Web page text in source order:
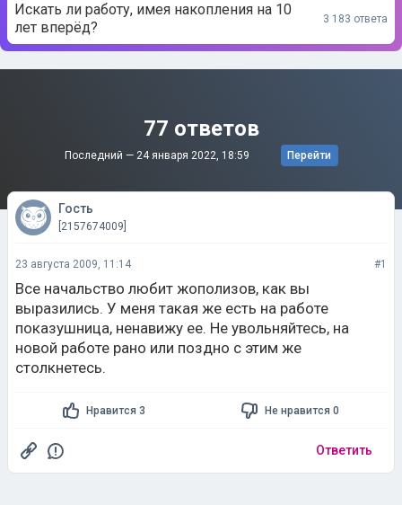
Искать ли работу, имея накопления на 10
лет вперёд?
3 183 ответа
77 ответов
Последний — 24 января 2022, 18:59 Перейти
Гость
[2157674009]
23 августа 2009, 11:14 #1
Все начальство любит жополизов, как вы
выразились. У меня такая же есть на работе
показушница, ненавижу ее. Не увольняйтесь, на
новой работе рано или поздно с этим же
столкнетесь.
Нравится 3 Не нравится 0
Ответить